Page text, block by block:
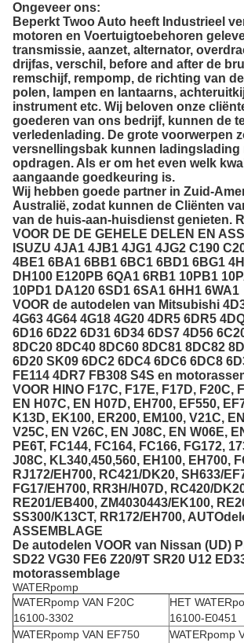
Ongeveer ons:
Beperkt Twoo Auto heeft Industrieel
motoren en Voertuigtoebehoren
transmissie, aanzet, alternator,
drijfas, verschil, before and after de
remschijf, rempomp, de richting van
polen, lampen en lantaarns,
instrument etc. Wij beloven onze
goederen van ons bedrijf, kunnen de
verledenlading. De grote voorwerpen
versnellingsbak kunnen ladingslading
opdragen. Als er om het even welk
aangaande goedkeuring is.
Wij hebben goede partner in Zuid-
Australië, zodat kunnen de Cliënten
van de huis-aan-huisdienst genieten.
VOOR DE DE GEHELE DELEN EN
ISUZU 4JA1 4JB1 4JG1 4JG2 C190
4BE1 6BA1 6BB1 6BC1 6BD1 6BG1
DH100 E120PB 6QA1 6RB1 10PB1
10PD1 DA120 6SD1 6SA1 6HH1 6WA1
VOOR de autodelen van Mitsubishi
4G63 4G64 4G18 4G20 4DR5 6DR5
6D16 6D22 6D31 6D34 6DS7 4D56
8DC20 8DC40 8DC60 8DC81 8DC82
6D20 SK09 6DC2 6DC4 6DC6 6DC8
FE114 4DR7 FB308 S4S en
VOOR HINO F17C, F17E, F17D, F20C,
EN H07C, EN H07D, EH700, EF550,
K13D, EK100, ER200, EM100, V21C,
V25C, EN V26C, EN J08C, EN W06E,
PE6T, FC144, FC164, FC166, FG172,
J08C, KL340,450,560, EH100, EH700,
RJ172/EH700, RC421/DK20, SH633/
FG17/EH700, RR3H/H07D, RC420/
RE201/EB400, ZM4030443/EK100,
SS300/K13CT, RR172/EH700,
ASSEMBLAGE
De autodelen VOOR van Nissan (UD)
SD22 VG30 FE6 Z20/9T SR20 U12
motorassemblage
WATERpomp
WATERpomp VAN F20C
16100-3302
HET
16100-E0451
WATERpomp VAN EF750
WATERpomp